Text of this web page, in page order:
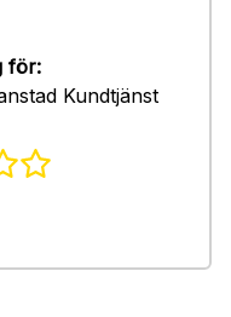
för:
Kundtjänst